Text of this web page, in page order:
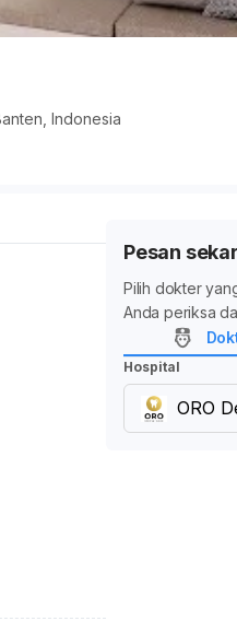
Indonesia
Pesan
Pilih dokter
Anda periksa
Hospital